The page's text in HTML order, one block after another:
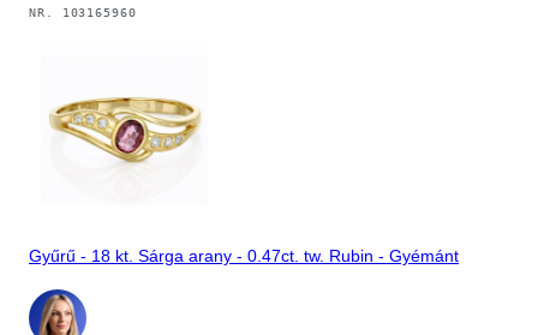
NR. 103165960
Gyűrű - 18 kt. Sárga arany - 0.47ct. tw. Rubin - Gyémánt